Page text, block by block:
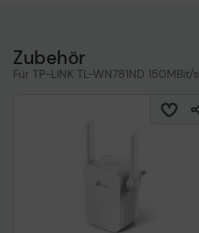
Zubehör
Für TP-LINK TL-WN781ND